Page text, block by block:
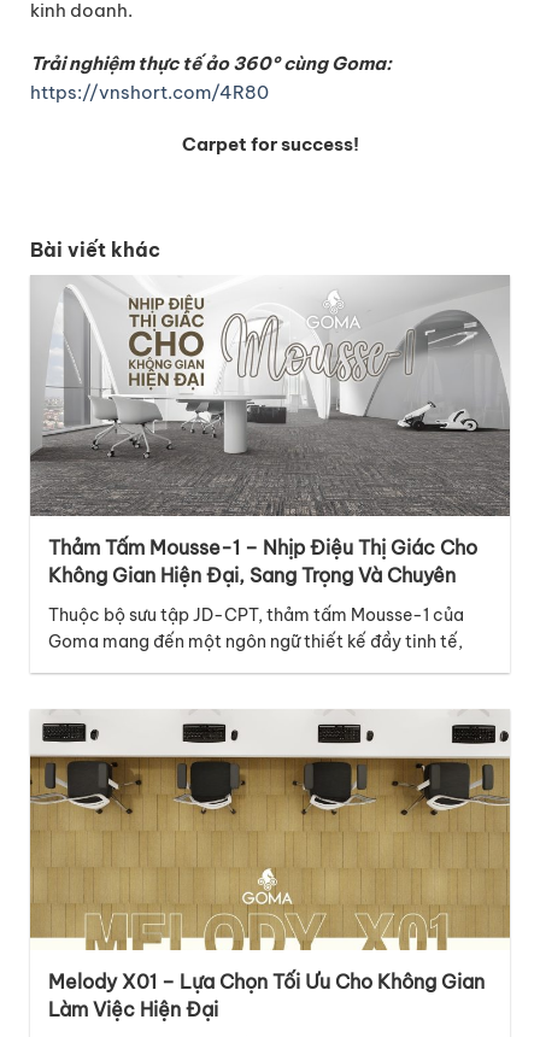
kinh doanh.
Trải nghiệm thực tế ảo 360°cùng Goma:
https://vnshort.com/4R80
Carpet for success!
Bài viết khác
Thảm Tấm Mousse-1 – Nhịp Điệu Thị Giác Cho
Không Gian Hiện Đại, Sang Trọng Và Chuyên
Nghiệp
Thuộc bộ sưu tập JD-CPT, thảm tấm Mousse-1 của
Goma mang đến một ngôn ngữ thiết kế đầy tinh tế,
hiện đại và giàu cảm xúc, phù hợp với nhiều không
Mousse-1 nằm ở thiết kế graphic với những đường vân
dọc đan xen…
Melody X01 – Lựa Chọn Tối Ưu Cho Không Gian
Làm Việc Hiện Đại